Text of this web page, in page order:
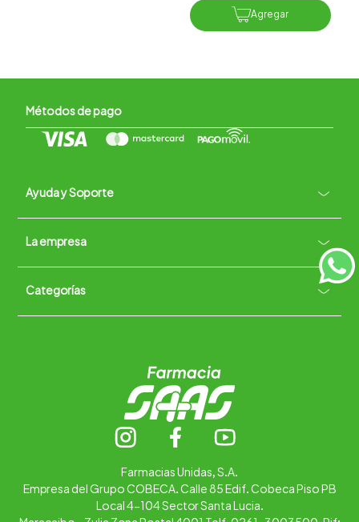
Agregar
Métodos de pago
Ayuda y Soporte +
Contacto vía WhatsApp
Términos y condiciones
La empresa +
Quiénes somos
Trabaja con nosotros
Categorías +
Farmacias Unidas, S.A.
Empresa del Grupo COBECA. Calle 85 Edif. Cobeca Piso PB
Local 4-104 Sector Santa Lucia.